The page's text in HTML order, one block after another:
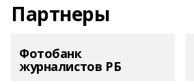
Партнеры
Фотобанк
журналистов РБ